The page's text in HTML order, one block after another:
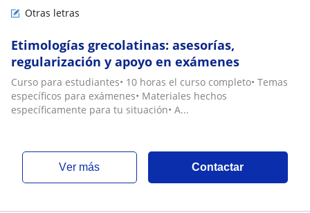
Otras letras
Etimologías grecolatinas: asesorías,
regularización y apoyo en exámenes
Curso para estudiantes• 10 horas el curso completo• Temas
específicos para exámenes• Materiales hechos
específicamente para tu situación• A...
ver más Contactar